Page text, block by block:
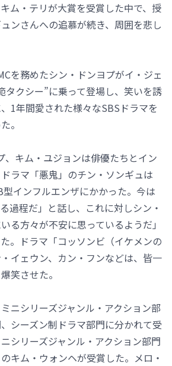
ム・テリが大賞を受賞した中で、授
ンさんへの追慕が続き、周囲を悲し
を務めたシン・ドンヨプがイ・ジェ
タクシー”に乗って登場し、笑いを誘
1年間愛された様々なSBSドラマを
。
、キム・ユジョンは俳優たちとイン
ラマ「悪鬼」のチン・ソンギュは
型インフルエンザにかかった。今は
過程だ」と話し、これに対しシン・
る方々が不安に思っているようだ」
。ドラマ「コッソンビ（イケメンの
イェウン、カン・フンなどは、皆一
笑させた。
ニシリーズジャンル・アクション部
シーズン制ドラマ部門に分かれて受
シリーズジャンル・アクション部門
キム・ウォンヘが受賞した。メロ・